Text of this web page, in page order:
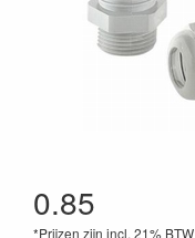
0.85
*Prijzen zijn incl. 21% BTW